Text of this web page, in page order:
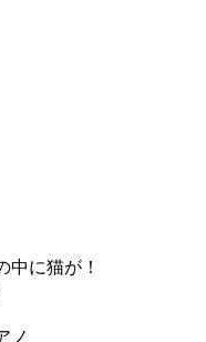
中に猫が！
ノ